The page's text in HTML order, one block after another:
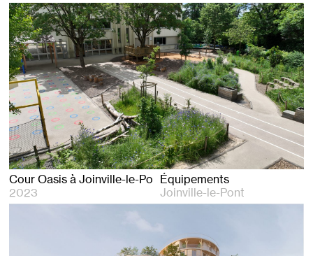
Cour Oasis à Joinville-le-Pont
2023
Équipements
Joinville-le-Pont